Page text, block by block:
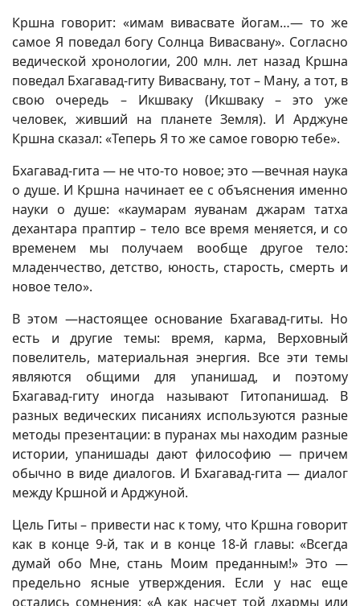
Кршна говорит: «имам вивасвате йогам…— то же
самое Я поведал богу Солнца Вивасвану». Согласно
ведической хронологии, 200 млн. лет назад Кршна
поведал Бхагавад-гиту Вивасвану, тот – Ману, а тот, в
свою очередь – Икшваку (Икшваку – это уже
человек, живший на планете Земля). И Арджуне
Кршна сказал: «Теперь Я то же самое говорю тебе».
Бхагавад-гита — не что-то новое; это —вечная наука
о душе. И Кршна начинает ее с объяснения именно
науки о душе: «каумарам яуванам джарам татха
дехантара праптир – тело все время меняется, и со
временем мы получаем вообще другое тело:
младенчество, детство, юность, старость, смерть и
новое тело».
В этом —настоящее основание Бхагавад-гиты. Но
есть и другие темы: время, карма, Верховный
повелитель, материальная энергия. Все эти темы
являются общими для упанишад, и поэтому
Бхагавад-гиту иногда называют Гитопанишад. В
разных ведических писаниях используются разные
методы презентации: в пуранах мы находим разные
истории, упанишады дают философию — причем
обычно в виде диалогов. И Бхагавад-гита — диалог
между Кршной и Арджуной.
Цель Гиты – привести нас к тому, что Кршна говорит
как в конце 9-й, так и в конце 18-й главы: «Всегда
думай обо Мне, стань Моим преданным!» Это —
предельно ясные утверждения. Если у нас еще
остались сомнения: «А как насчет той дхармы или